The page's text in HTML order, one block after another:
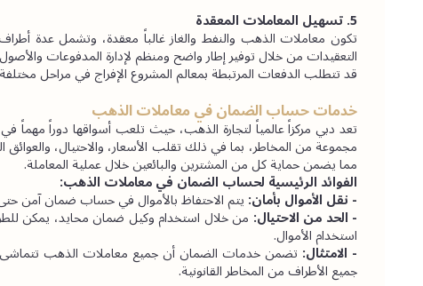
5. تسهيل المعاملات المعقدة
قد تتطلب الدفعات المرتبطة بمعالم المشروع الإفراج في مراحل
خدمات حساب الضمان في معاملات الذهب
مما يضمن حماية كل من المشترين والبائعين خلال عملية المعاملة.
الفوائد الرئيسية لحساب الضمان في معاملات الذهب:
- نقل الأموال بأمان: يتم الاحتفاظ بالأموال في حساب ضمان آمن
- الحد من الاحتيال:
استخدام الأموال.
- الامتثال:
جميع الأطراف من المخاطر القانونية.